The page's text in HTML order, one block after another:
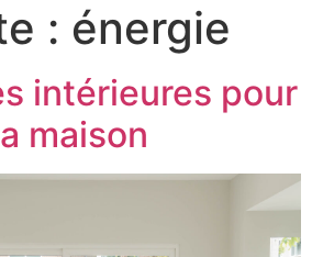
: énergie
intérieures pour
maison